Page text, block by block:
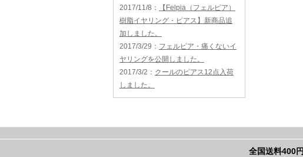
2017/11/8 ：
【Felpia（フェルピア）
樹脂イヤリング・ピアス】新商品追
加しました。
2017/3/29 ： フェルピア・痛くないイ
ヤリングを公開しました。
2017/3/2 ： クールのピアス12点入荷
しました。
全国送料400円